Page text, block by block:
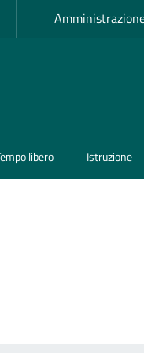
libero Istruzione